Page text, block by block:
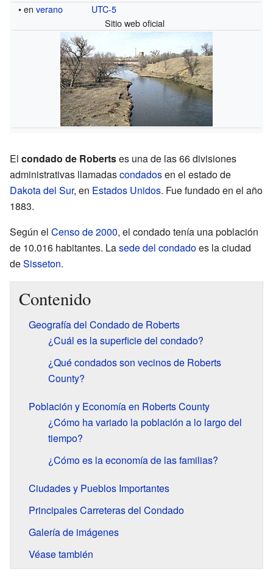
• enverano
UTC-5
Sitio web oficial
El condado de Robertses una de las 66 divisiones
administrativas llamadascondadosen el estado de
Dakota del Sur, en Estados Unidos. Fue fundado en el año
1883.
Según el Censo de 2000, el condado tenía una población
de 10.016 habitantes. Lasede del condadoes la ciudad
deSisseton.
Contenido
Geografía del Condado de Roberts
¿Cuál es la superficie del condado?
¿Qué condados son vecinos de Roberts
County?
Población y Economía en Roberts County
¿Cómo ha variado la población a lo largo del
tiempo?
¿Cómo es la economía de las familias?
Ciudades y Pueblos Importantes
Principales Carreteras del Condado
Galería de imágenes
Véase también